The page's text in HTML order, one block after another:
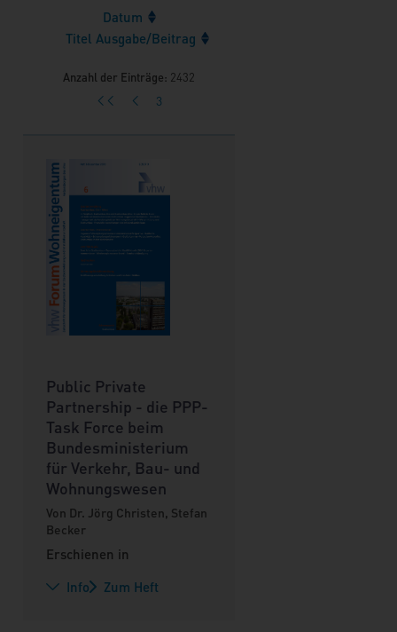
Datum
Titel Ausgabe/Beitrag
Anzahl der Einträge: 2432
<< < 3
Public Private
Partnership - die PPP-
Task Force beim
Bundesministerium
für Verkehr, Bau- und
Wohnungswesen
Von Dr. Jörg Christen, Stefan
Becker
Erschienen in
Info
Zum Heft